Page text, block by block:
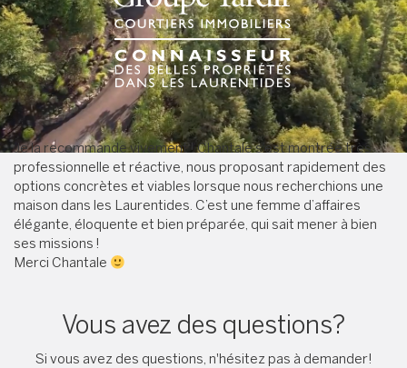
Je la recommande vivement ! Chantale s’est montrée très
professionnelle et réactive, nous proposant rapidement des
options concrètes et viables lorsque nous recherchions une
maison dans les Laurentides. C’est une femme d’affaires
élégante, éloquente et bien préparée, qui sait mener à bien
ses missions !
Merci Chantale
Vous avez des questions?
Si vous avez des questions, n'hésitez pas à demander!